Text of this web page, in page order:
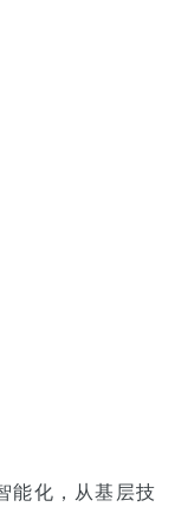
能化，从基层技